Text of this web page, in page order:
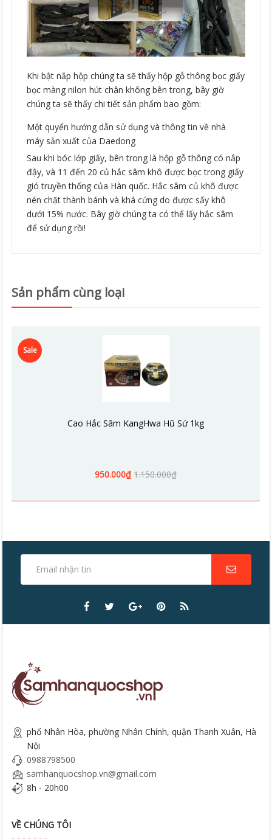
Khi bật nắp hộp chúng ta sẽ thấy hộp gỗ thông bọc giấy
bọc màng nilon hút chân không bên trong, bây giờ
chúng ta sẽ thấy chi tiết sản phẩm bao gồm:
Một quyển hướng dẫn sử dụng và thông tin về nhà
máy sản xuất của Daedong
Sau khi bóc lớp giấy, bên trong là hộp gỗ thông có nắp
đậy, và 11 đến 20 củ hắc sâm khô được bọc trong giấy
gió truyền thống của Hàn quốc. Hắc sâm củ khô được
nén chặt thành bánh và khá cứng do được sấy khô
dưới 15% nước. Bây giờ chúng ta có thể lấy hắc sâm
để sử dụng rồi!
Sản phẩm cùng loại
Sale
Cao Hắc Sâm KangHwa Hũ Sứ 1kg
950.000₫ 1.150.000₫
phố Nhân Hòa, phường Nhân Chính, quận Thanh Xuân, Hà
Nội
0988798500
samhanquocshop.vn@gmail.com
8h - 20h00
VỀ CHÚNG TÔI